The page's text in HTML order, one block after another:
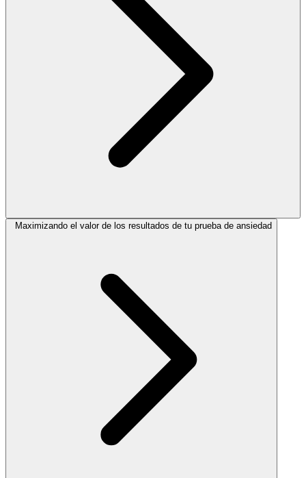
Maximizando el valor de los resultados de tu prueba de ansiedad